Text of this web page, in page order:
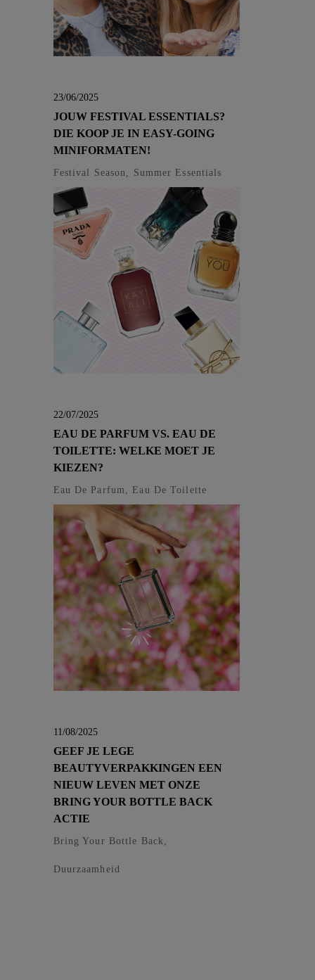
23/06/2025
JOUW FESTIVAL ESSENTIALS?
DIE KOOP JE IN EASY-GOING
MINIFORMATEN!
Festival Season, Summer Essentials
22/07/2025
EAU DE PARFUM VS. EAU DE
TOILETTE: WELKE MOET JE
KIEZEN?
Eau De Parfum, Eau De Toilette
11/08/2025
GEEF JE LEGE
BEAUTYVERPAKKINGEN EEN
NIEUW LEVEN MET ONZE
BRING YOUR BOTTLE BACK
ACTIE
Bring Your Bottle Back,
Duurzaamheid